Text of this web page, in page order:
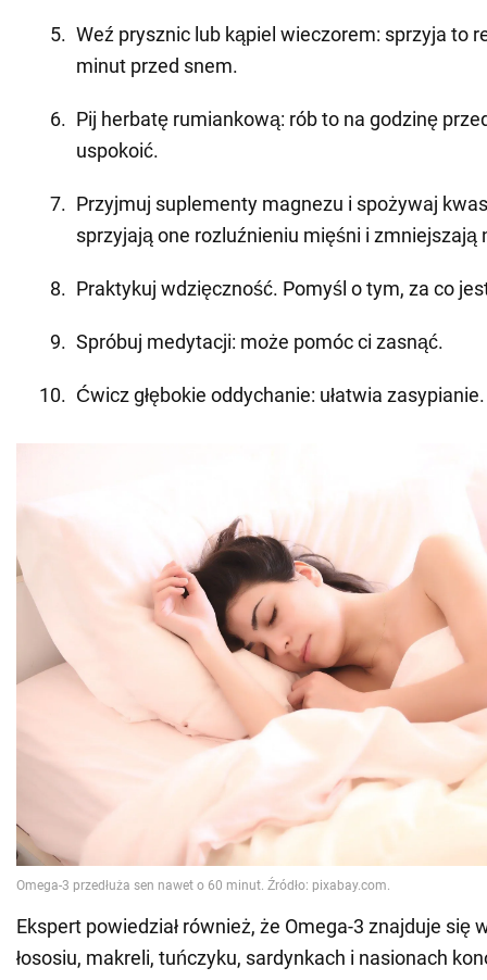
Weź prysznic lub kąpiel wieczorem: sprzyja to
minut przed snem.
Pij herbatę rumiankową: rób to na godzinę
uspokoić.
Przyjmuj suplementy magnezu i spożywaj
sprzyjają one rozluźnieniu mięśni i zmniejszają
Praktykuj wdzięczność. Pomyśl o tym, za co
Spróbuj medytacji: może pomóc ci zasnąć.
Ćwicz głębokie oddychanie: ułatwia zasypianie.
Ekspert powiedział również, że Omega-3 znajduje się
łososiu, makreli, tuńczyku, sardynkach i nasionach